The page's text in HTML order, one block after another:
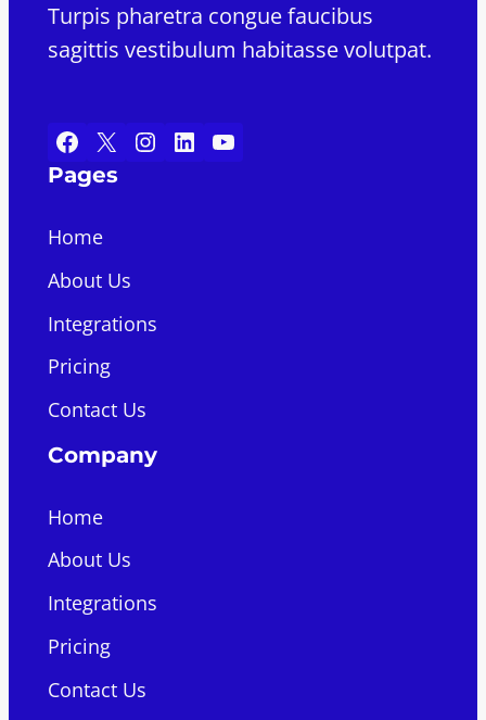
Turpis pharetra congue faucibus
sagittis vestibulum habitasse volutpat.
Facebook X Instagram LinkedIn YouTube
Pages
Home
About Us
Integrations
Pricing
Contact Us
Company
Home
About Us
Integrations
Pricing
Contact Us